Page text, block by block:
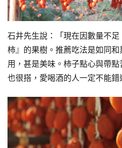
石井先生說：「現在因數量不
柿』的果樹。推薦吃法是如同
用，甚是美味。柿子點心與帶
也很搭，愛喝酒的人一定不能錯